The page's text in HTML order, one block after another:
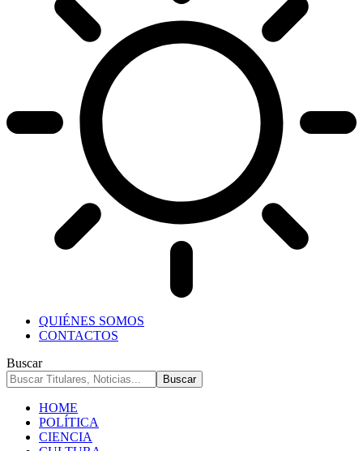
QUIÉNES SOMOS
CONTACTOS
Buscar
HOME
POLÍTICA
CIENCIA